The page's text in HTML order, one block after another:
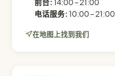
前台: 14:00 – 21:00
电话服务: 10:00 – 21:00
在地图上找到我们